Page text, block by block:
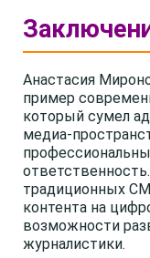
Анастасия
пример
который сумел
медиа-
традиционных
контента на
возможности
журналистики.